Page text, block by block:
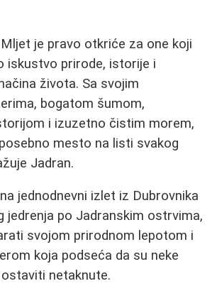
je pravo otkriće za one koji
iskustvo prirode, istorije i
života. Sa svojim
bogatom šumom,
i izuzetno čistim morem,
mesto na listi svakog
Jadran.
jednodnevni izlet iz Dubrovnika
jedrenja po Jadranskim ostrvima,
svojom prirodnom lepotom i
koja podseća da su neke
netaknute.